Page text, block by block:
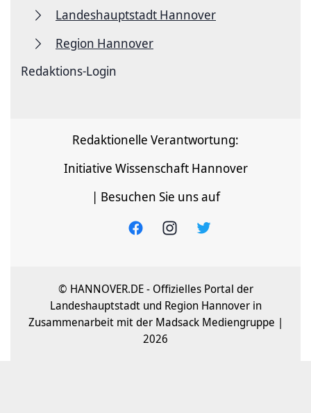
Landeshauptstadt Hannover
Region Hannover
Redaktions-Login
Redaktionelle Verantwortung:
Initiative Wissenschaft Hannover
| Besuchen Sie uns auf
© HANNOVER.DE - Offizielles Portal der
Landeshauptstadt und Region Hannover in
Zusammenarbeit mit der Madsack Mediengruppe |
2026